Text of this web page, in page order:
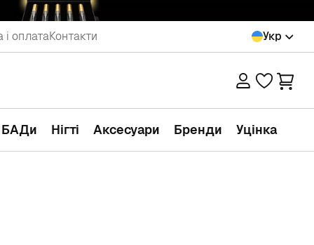
оплатаКонтакти Укр
БАДи Нігті Аксесуари Бренди Уцінка